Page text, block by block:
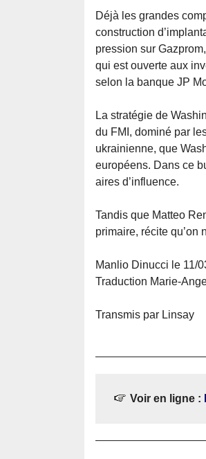
Déjà les grandes
construction
pression sur
qui est ouverte aux
selon la banque JP
La stratégie de
du FMI, dominé par
ukrainienne, que
européens. Dans ce
aires d’influence.
Tandis que Matteo
primaire, récite qu’on
Manlio Dinucci le 11/
Traduction Marie-
Transmis par Linsay
Voir en ligne :